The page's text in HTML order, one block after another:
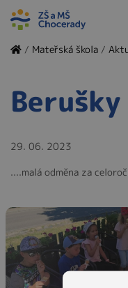
/ Mateřská škola /
29. 06. 2023
....malá odměna za